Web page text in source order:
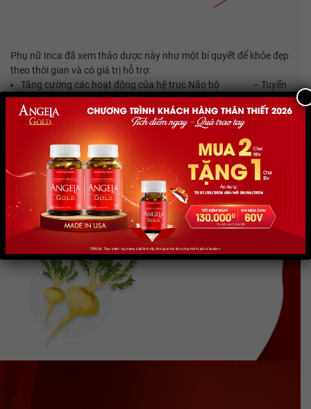
Phụ nữ Inca đã xem thảo dược này như một bí quyết để khỏe đẹp
theo thời gian và có giá trị hỗ trợ:
Tăng cường các hoạt động của hệ trục Não bộ – Tuyến
yên – Buồng trứng.
Ổn định, kích thích cơ thể tự sản sinh bộ ba nội tiết tố Estrogen,
Testosterone, Progesterone, đúng và đủ theo nhu cầu của mỗi
Cải thiện các vấn đề bất ổn của thời kỳ tiền mãn kinh – mãn
kinh. Duy trì sức khỏe toàn thân, phòng ngừa bệnh, để phụ nữ
luôn tràn đầy sức sống.
Lepidium Meyenii